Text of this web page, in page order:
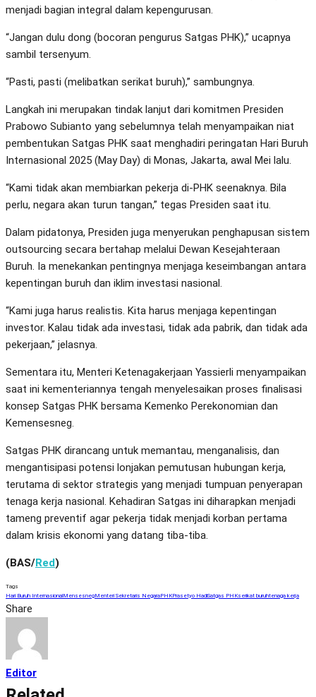
menjadi bagian integral dalam kepengurusan.
“Jangan dulu dong (bocoran pengurus Satgas PHK),” ucapnya
sambil tersenyum.
“Pasti, pasti (melibatkan serikat buruh),” sambungnya.
Langkah ini merupakan tindak lanjut dari komitmen Presiden
Prabowo Subianto yang sebelumnya telah menyampaikan niat
pembentukan Satgas PHK saat menghadiri peringatan Hari Buruh
Internasional 2025 (May Day) di Monas, Jakarta, awal Mei lalu.
“Kami tidak akan membiarkan pekerja di-PHK seenaknya. Bila
perlu, negara akan turun tangan,” tegas Presiden saat itu.
Dalam pidatonya, Presiden juga menyerukan penghapusan sistem
outsourcing secara bertahap melalui Dewan Kesejahteraan
Buruh. Ia menekankan pentingnya menjaga keseimbangan antara
kepentingan buruh dan iklim investasi nasional.
“Kami juga harus realistis. Kita harus menjaga kepentingan
investor. Kalau tidak ada investasi, tidak ada pabrik, dan tidak ada
pekerjaan,” jelasnya.
Sementara itu, Menteri Ketenagakerjaan Yassierli menyampaikan
saat ini kementeriannya tengah menyelesaikan proses finalisasi
konsep Satgas PHK bersama Kemenko Perekonomian dan
Kemensesneg.
Satgas PHK dirancang untuk memantau, menganalisis, dan
mengantisipasi potensi lonjakan pemutusan hubungan kerja,
terutama di sektor strategis yang menjadi tumpuan penyerapan
tenaga kerja nasional. Kehadiran Satgas ini diharapkan menjadi
tameng preventif agar pekerja tidak menjadi korban pertama
dalam krisis ekonomi yang datang tiba-tiba.
(BAS/Red)
Tags
Hari Buruh InternasionalMensesnegMenteri Sekretaris NegaraPHKPrasetyo HadiSatgas PHKserikat buruhtenaga kerja
Share
Editor